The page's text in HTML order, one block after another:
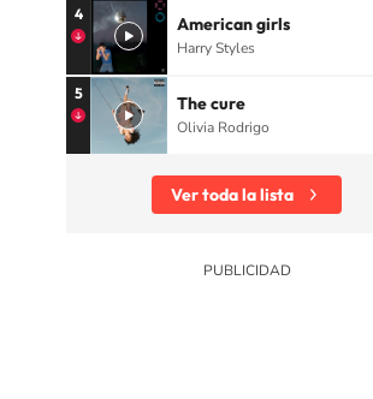
4 American girls
Harry Styles
5 The cure
Olivia Rodrigo
Ver toda la lista